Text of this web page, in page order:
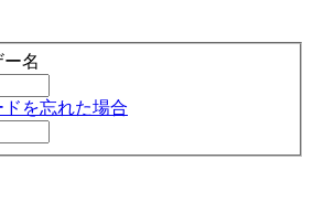
名
を忘れた場合